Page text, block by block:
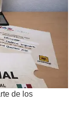
de los